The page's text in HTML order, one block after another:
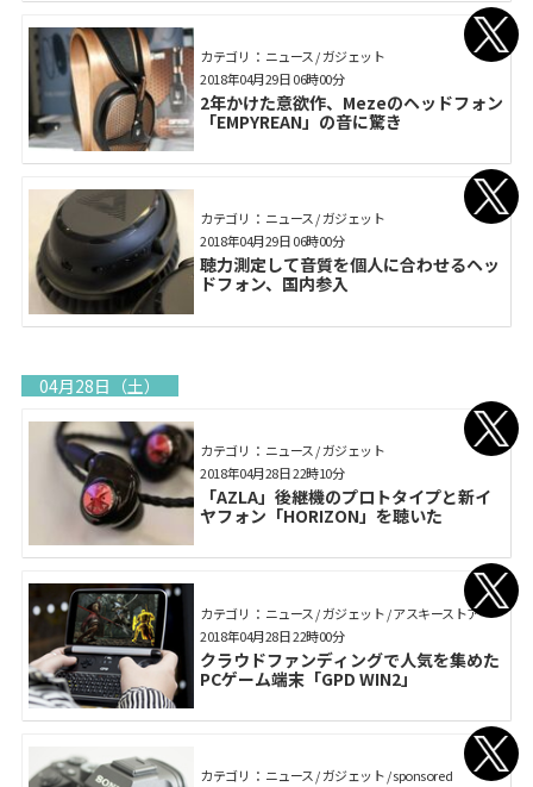
カテゴリ： ニュース / ガジェット
2年かけた意欲作、Mezeのヘッドフォン
「EMPYREAN」の音に驚き
2018年04月29日 06時00分
カテゴリ： ニュース / ガジェット
聴力測定して音質を個人に合わせるヘッ
ドフォン、国内参入
2018年04月29日 06時00分
04月28日（土）
カテゴリ： ニュース / ガジェット
「AZLA」後継機のプロトタイプと新イ
ヤフォン「HORIZON」を聴いた
2018年04月28日 22時10分
カテゴリ： ニュース / ガジェット / アスキーストア
クラウドファンディングで人気を集めた
PCゲーム端末「GPD WIN2」
2018年04月28日 22時00分
カテゴリ： ニュース / ガジェット / sponsored